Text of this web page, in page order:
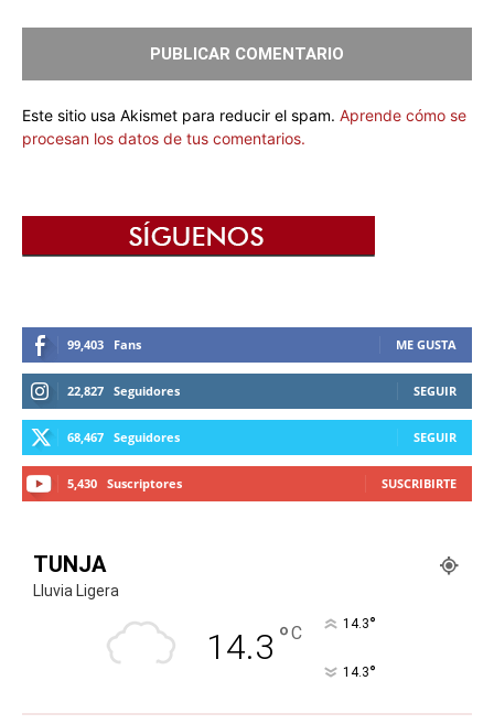
Este sitio usa Akismet para reducir el spam. Aprende cómo se
procesan los datos de tus comentarios.
99,403 Fans ME GUSTA
22,827 Seguidores SEGUIR
68,467 Seguidores SEGUIR
5,430 Suscriptores SUSCRIBIRTE
TUNJA
Lluvia Ligera
14.3 °C 14.3°
14.3°